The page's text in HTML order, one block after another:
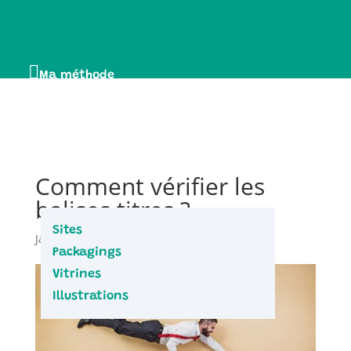
Ma méthode
Sites
Packagings
Vitrines
Illustrations
Comment vérifier les
balises titres ?
Jan 22, 2013